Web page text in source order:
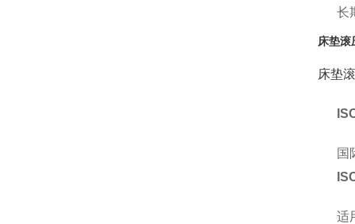
长
床垫滚
床垫
国
适